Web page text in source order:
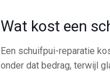
Wat kost een
Een schuifpui-reparatie
onder dat bedrag, terwijl